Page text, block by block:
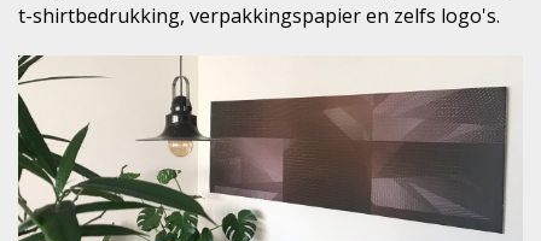
t-shirtbedrukking, verpakkingspapier en zelfs logo's.